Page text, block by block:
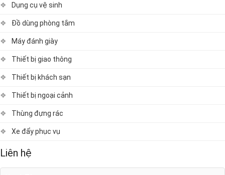
Dụng cụ vệ sinh
Đồ dùng phòng tắm
Máy đánh giày
Thiết bị giao thông
Thiết bị khách sạn
Thiết bị ngoại cảnh
Thùng đựng rác
Xe đẩy phục vụ
Liên hệ